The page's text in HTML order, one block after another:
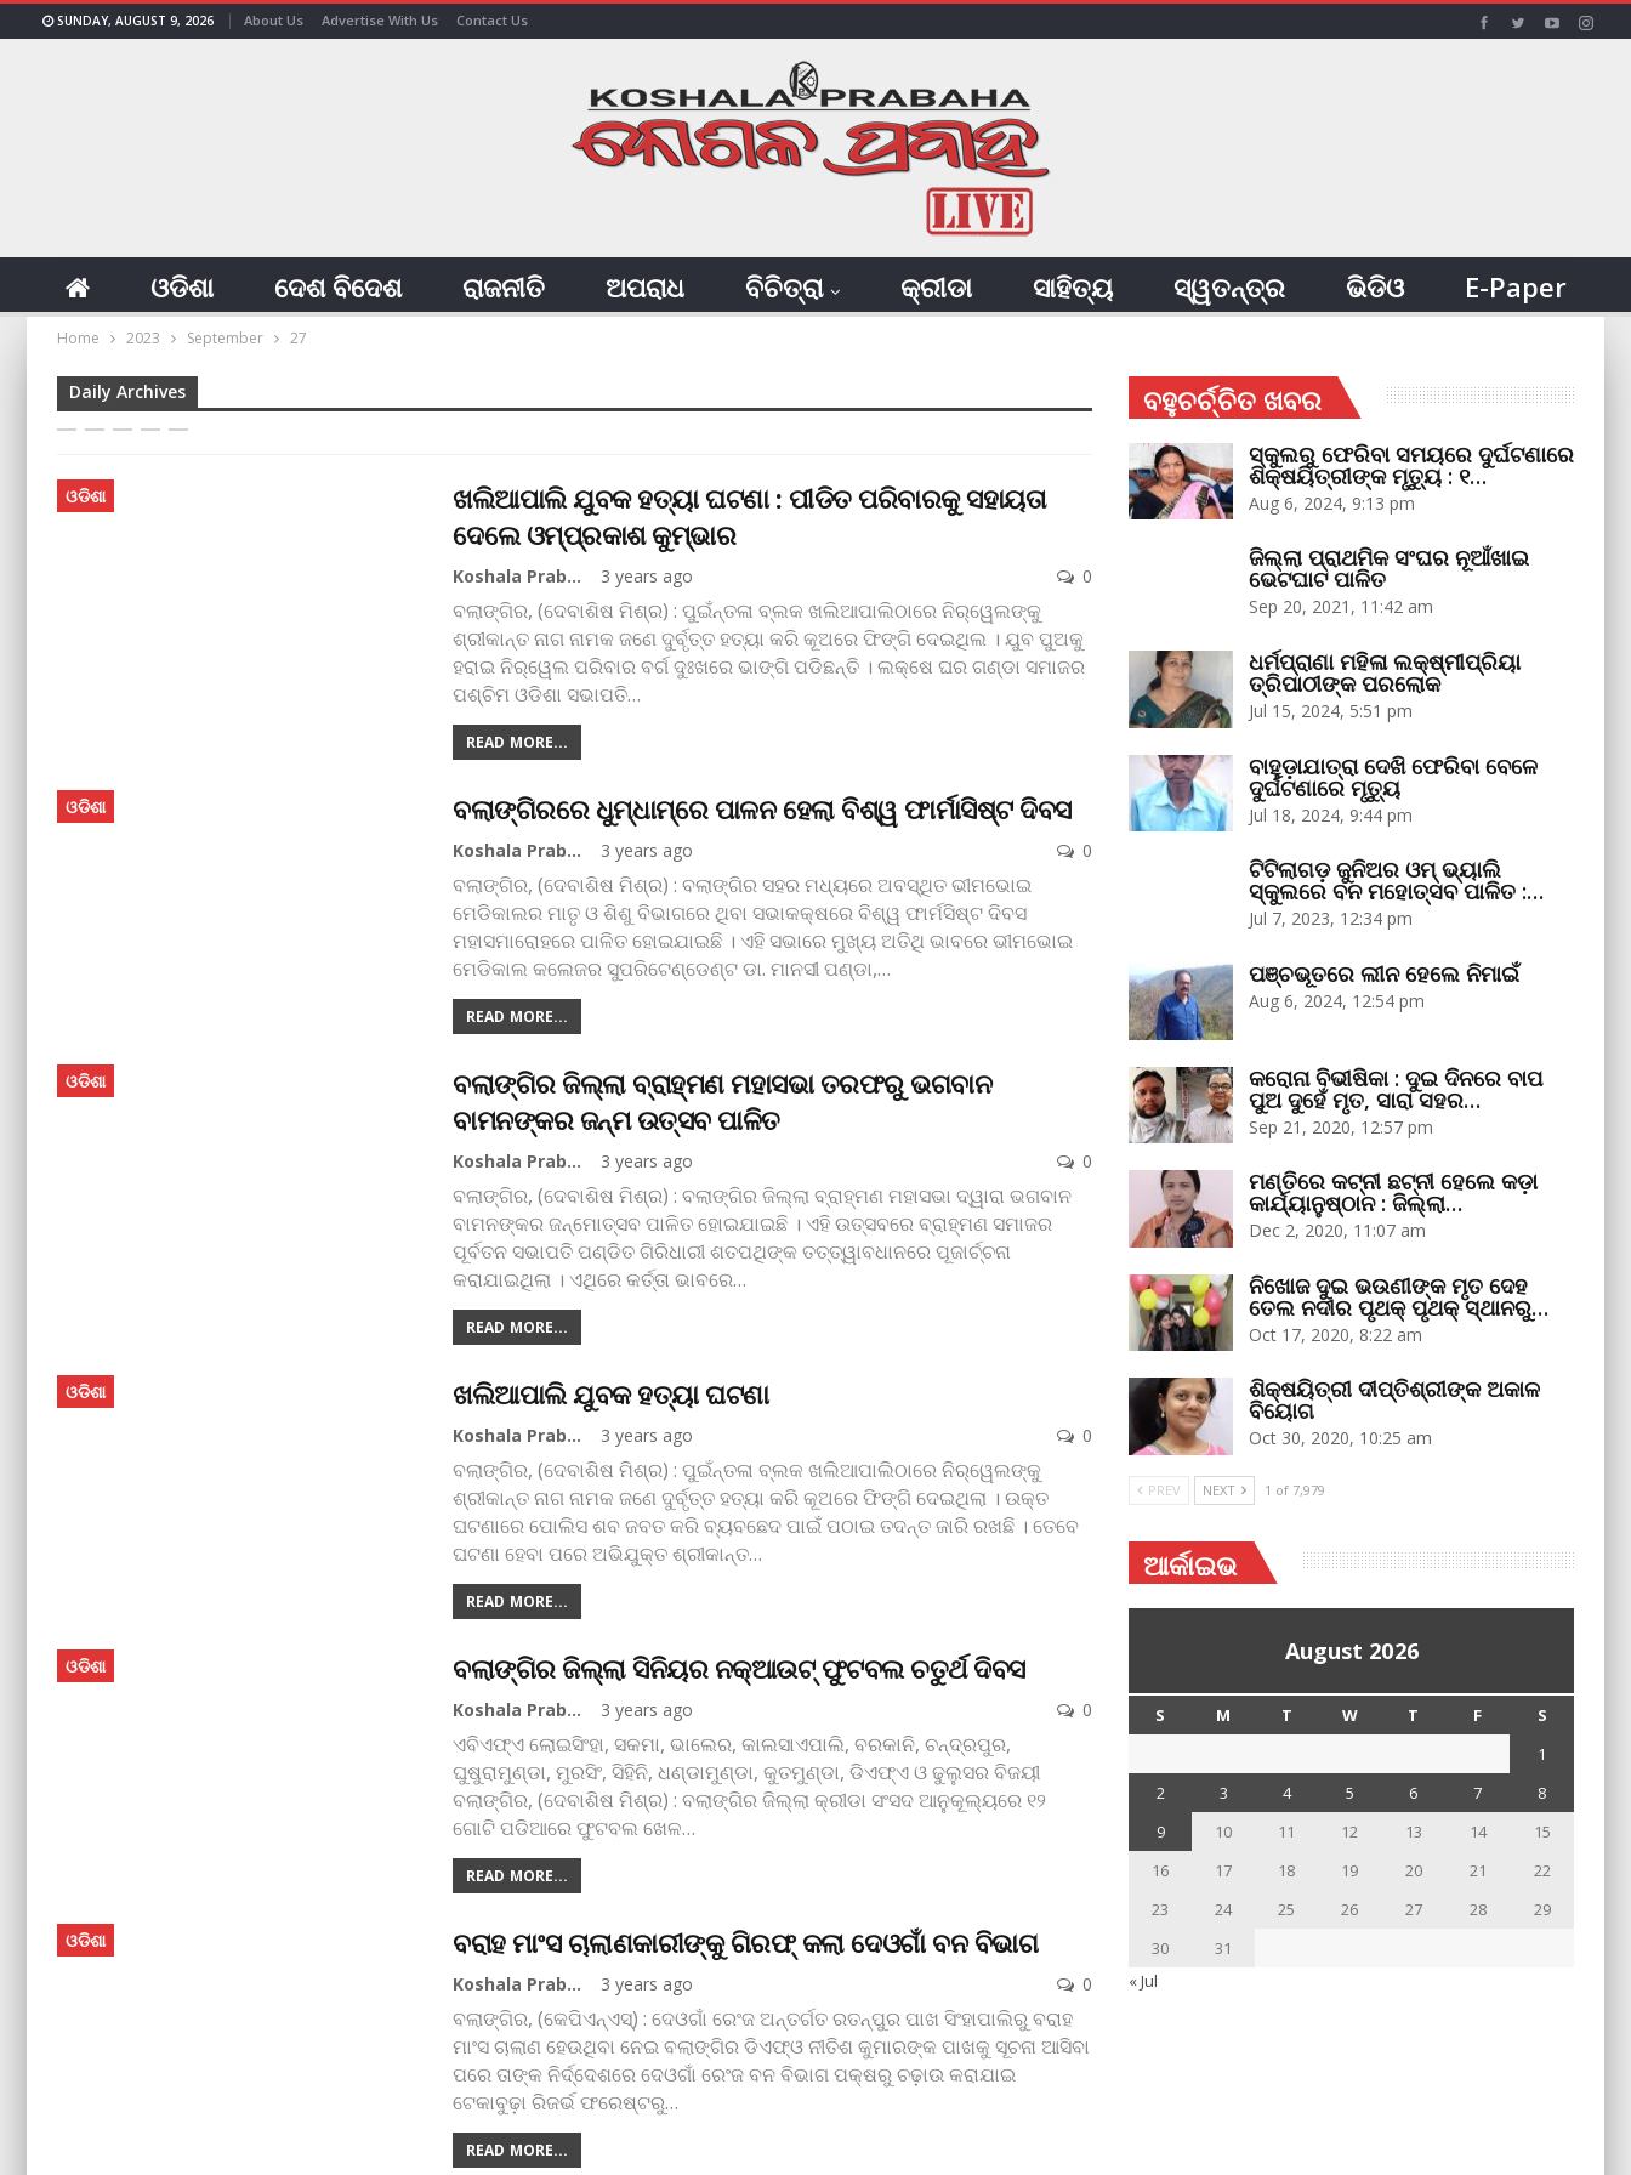
SUNDAY, AUGUST 9, 2026 About Us Advertise With Us Contact Us
ଓଡିଶା ଦେଶ ବିଦେଶ ରାଜନୀତି ଅପରାଧ ବିଚିତ୍ରା କ୍ରୀଡା ସାହିତ୍ୟ ସ୍ୱତନ୍ତ୍ର ଭିଡିଓ E-Paper
Home 2023 September 27
Daily Archives
ଓଡିଶା
ଖଲିଆପାଲି ଯୁବକ ହତ୍ୟା ଘଟଣା : ପୀଡିତ ପରିବାରକୁ ସହାୟତା
ଦେଲେ ଓମ୍‌ପ୍ରକାଶ କୁମ୍ଭାର
Koshala Prabaha 3 years ago 0
ବଲାଙ୍ଗିର, (ଦେବାଶିଷ ମିଶ୍ର) : ପୁଇଁନ୍ତଳା ବ୍ଲକ ଖଲିଆପାଲିଠାରେ ନିର୍‌ୱେଲଙ୍କୁ
ଶ୍ରୀକାନ୍ତ ନାଗ ନାମକ ଜଣେ ଦୁର୍ବୃତ୍ତ ହତ୍ୟା କରି କୂଅରେ ଫିଙ୍ଗି ଦେଇଥିଲ । ଯୁବ ପୁଅକୁ
ହରାଇ ନିର୍‌ୱେଲ ପରିବାର ବର୍ଗ ଦୁଃଖରେ ଭାଙ୍ଗି ପଡିଛନ୍ତି । ଲକ୍ଷେ ଘର ଗଣ୍ଡା ସମାଜର
ପଶ୍ଚିମ ଓଡିଶା ସଭାପତି…
READ MORE...
ଓଡିଶା ବଲାଙ୍ଗିରରେ ଧୁମ୍‌ଧାମ୍‌ରେ ପାଳନ ହେଲା ବିଶ୍ୱ ଫାର୍ମାସିଷ୍ଟ ଦିବସ
Koshala Prabaha 3 years ago 0
ବଲାଙ୍ଗିର, (ଦେବାଶିଷ ମିଶ୍ର) : ବଲାଙ୍ଗିର ସହର ମଧ୍ୟରେ ଅବସ୍ଥିତ ଭୀମଭୋଇ
ମେଡିକାଲର ମାତୃ ଓ ଶିଶୁ ବିଭାଗରେ ଥିବା ସଭାକକ୍ଷରେ ବିଶ୍ୱ ଫାର୍ମସିଷ୍ଟ ଦିବସ
ମହାସମାରୋହରେ ପାଳିତ ହୋଇଯାଇଛି । ଏହି ସଭାରେ ମୁଖ୍ୟ ଅତିଥି ଭାବରେ ଭୀମଭୋଇ
ମେଡିକାଲ କଲେଜର ସୁପରିଟେଣ୍ଡେଣ୍ଟ ଡା. ମାନସୀ ପଣ୍ଡା,…
READ MORE...
ଓଡିଶା
ବଲାଙ୍ଗିର ଜିଲ୍ଲା ବ୍ରାହ୍ମଣ ମହାସଭା ତରଫରୁ ଭଗବାନ
ବାମନଙ୍କର ଜନ୍ମ ଉତ୍ସବ ପାଳିତ
Koshala Prabaha 3 years ago 0
ବଲାଙ୍ଗିର, (ଦେବାଶିଷ ମିଶ୍ର) : ବଲାଙ୍ଗିର ଜିଲ୍ଲା ବ୍ରାହ୍ମଣ ମହାସଭା ଦ୍ୱାରା ଭଗବାନ
ବାମନଙ୍କର ଜନ୍ମୋତ୍ସବ ପାଳିତ ହୋଇଯାଇଛି । ଏହି ଉତ୍ସବରେ ବ୍ରାହ୍ମଣ ସମାଜର
ପୂର୍ବତନ ସଭାପତି ପଣ୍ଡିତ ଗିରିଧାରୀ ଶତପଥିଙ୍କ ତତ୍ତ୍ୱାବଧାନରେ ପୂଜାର୍ଚ୍ଚନା
କରାଯାଇଥିଲା । ଏଥିରେ କର୍ତ୍ତା ଭାବରେ…
READ MORE...
ଓଡିଶା ଖଲିଆପାଲି ଯୁବକ ହତ୍ୟା ଘଟଣା
Koshala Prabaha 3 years ago 0
ବଲାଙ୍ଗିର, (ଦେବାଶିଷ ମିଶ୍ର) : ପୁଇଁନ୍ତଳା ବ୍ଲକ ଖଲିଆପାଲିଠାରେ ନିର୍‌ୱେଲଙ୍କୁ
ଶ୍ରୀକାନ୍ତ ନାଗ ନାମକ ଜଣେ ଦୁର୍ବୃତ୍ତ ହତ୍ୟା କରି କୂଅରେ ଫିଙ୍ଗି ଦେଇଥିଲା । ଉକ୍ତ
ଘଟଣାରେ ପୋଲିସ ଶବ ଜବତ କରି ବ୍ୟବଛେଦ ପାଇଁ ପଠାଇ ତଦନ୍ତ ଜାରି ରଖଛି । ତେବେ
ଘଟଣା ହେବା ପରେ ଅଭିଯୁକ୍ତ ଶ୍ରୀକାନ୍ତ…
READ MORE...
ଓଡିଶା ବଲାଙ୍ଗିର ଜିଲ୍ଲା ସିନିୟର ନକ୍‌ଆଉଟ୍‌ ଫୁଟବଲ ଚତୁର୍ଥ ଦିବସ
Koshala Prabaha 3 years ago 0
ଏବିଏଫ୍‌ଏ ଲୋଇସିଂହା, ସକମା, ଭାଲେର, କାଲସାଏପାଲି, ବରକାନି, ଚନ୍ଦ୍ରପୁର,
ଘୁଷୁରାମୁଣ୍ଡା, ମୁରସିଂ, ସିହିନି, ଧଣ୍ଡାମୁଣ୍ଡା, କୁତମୁଣ୍ଡା, ଡିଏଫ୍‌ଏ ଓ ଢୁଲୁସର ବିଜୟୀ
ବଲାଙ୍ଗିର, (ଦେବାଶିଷ ମିଶ୍ର) : ବଲାଙ୍ଗିର ଜିଲ୍ଲା କ୍ରୀଡା ସଂସଦ ଆନୁକୂଲ୍ୟରେ ୧୨
ଗୋଟି ପଡିଆରେ ଫୁଟବଲ ଖେଳ…
READ MORE...
ଓଡିଶା ବରାହ ମାଂସ ଚାଲାଣକାରୀଙ୍କୁ ଗିରଫ୍‌ କଲା ଦେଓଗାଁ ବନ ବିଭାଗ
Koshala Prabaha 3 years ago 0
ବଲାଙ୍ଗିର, (କେପିଏନ୍‌ଏସ୍‌) : ଦେଓଗାଁ ରେଂଜ ଅନ୍ତର୍ଗତ ରତନ୍‌ପୁର ପାଖ ସିଂହାପାଲିରୁ ବରାହ
ମାଂସ ଚାଲାଣ ହେଉଥିବା ନେଇ ବଲାଙ୍ଗିର ଡିଏଫ୍‌ଓ ନୀତିଶ କୁମାରଙ୍କ ପାଖକୁ ସୂଚନା ଆସିବା
ପରେ ତାଙ୍କ ନିର୍ଦ୍ଦେଶରେ ଦେଓଗାଁ ରେଂଜ ବନ ବିଭାଗ ପକ୍ଷରୁ ଚଢ଼ାଉ କରାଯାଇ
ଟେକାବୁଢ଼ା ରିଜର୍ଭ ଫରେଷ୍ଟରୁ…
READ MORE...
ବହୁଚର୍ଚ୍ଚିତ ଖବର
ସ୍କୁଲରୁ ଫେରିବା ସମୟରେ ଦୁର୍ଘଟଣାରେ
ଶିକ୍ଷୟିତ୍ରୀଙ୍କ ମୃତ୍ୟୁ : ୧…
Aug 6, 2024, 9:13 pm
ଜିଲ୍ଲା ପ୍ରାଥମିକ ସଂଘର ନୂଆଁଖାଇ
ଭେଟଘାଟ ପାଳିତ
Sep 20, 2021, 11:42 am
ଧର୍ମପ୍ରାଣା ମହିଳା ଲକ୍ଷ୍ମୀପ୍ରିୟା
ତ୍ରିପାଠୀଙ୍କ ପରଲୋକ
Jul 15, 2024, 5:51 pm
ବାହୁଡ଼ାଯାତ୍ରା ଦେଖି ଫେରିବା ବେଳେ
ଦୁର୍ଘଟଣାରେ ମୃତ୍ୟୁ
Jul 18, 2024, 9:44 pm
ଟିଟିଲାଗଡ଼ ଜୁନିଅର ଓମ୍‌ ଭ୍ୟାଲି
ସ୍କୁଲରେ ବନ ମହୋତ୍ସବ ପାଳିତ :…
Jul 7, 2023, 12:34 pm
ପଞ୍ଚଭୂତରେ ଲୀନ ହେଲେ ନିମାଇଁ
Aug 6, 2024, 12:54 pm
କରୋନା ବିଭୀଷିକା : ଦୁଇ ଦିନରେ ବାପ
ପୁଅ ଦୁହେଁ ମୃତ, ସାରା ସହର…
Sep 21, 2020, 12:57 pm
ମଣ୍ତିରେ କଟ୍‌ନୀ ଛଟ୍‌ନୀ ହେଲେ କଡ଼ା
କାର୍ଯ୍ୟାନୁଷ୍ଠାନ : ଜିଲ୍ଲା…
Dec 2, 2020, 11:07 am
ନିଖୋଜ ଦୁଇ ଭଉଣୀଙ୍କ ମୃତ ଦେହ
ତେଲ ନଦୀର ପୃଥକ୍‌ ପୃଥକ୍‌ ସ୍ଥାନରୁ…
Oct 17, 2020, 8:22 am
ଶିକ୍ଷୟିତ୍ରୀ ଦୀପ୍ତିଶ୍ରୀଙ୍କ ଅକାଳ
ବିୟୋଗ
Oct 30, 2020, 10:25 am
PREV NEXT 1 of 7,979
ଆର୍କାଇଭ
August 2026
S M T W T F
S
1
2
3 4 5 6 7
8
9
10 11 12 13 14
15
16
17 18 19 20 21
22
23
24 25 26 27 28
29
30
31
« Jul